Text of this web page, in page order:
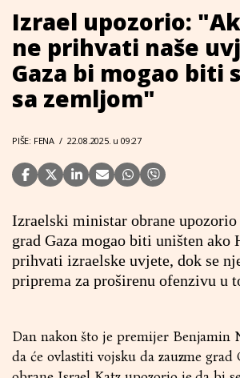
Izrael upozorio:
ne prihvati naše
Gaza bi mogao biti
sa zemljom"
PIŠE: FENA / 22.08.2025. u 09:27
Izraelski ministar obrane upozorio
grad Gaza mogao biti uništen ako
prihvati izraelske uvjete, dok se
priprema za proširenu ofenzivu u
Dan nakon što je premijer Benjamin
da će ovlastiti vojsku da zauzme grad